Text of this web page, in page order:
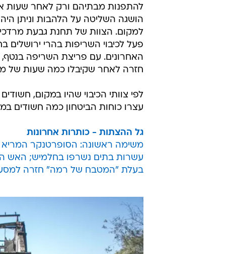
להתפנות מבתיהם ורק לאחר שעות
הושגה השליטה על הלהבות וניתן היה
למקום. הצוות של תחנת גבעת מרדכי
פעל לכיבוי השריפות בהרי ירושלים
האחרונים. עם פריצת השריפה בנטף,
חזרה לאחר שקיבלו כמה שעות של
לפי צוותי הכיבוי שהיו במקום,
עצרו כוחות הביטחון כמה חשודים
גל ההצתות - כותרות אחרונות
משימה ראשונה: הסופרטנקר המריא
עשרות בתים נשרפו בחלמיש; האש
בעלת "המטבח של רמה" חזרה